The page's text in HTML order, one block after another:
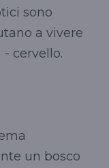
sono
a vivere
cervello.
un bosco